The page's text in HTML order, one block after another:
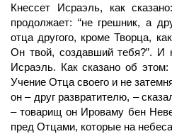
Кнессет Исраэль, как
продолжает: “не грешник, а
отца другого, кроме Творца,
Он твой, создавший тебя?”. И
Исраэль. Как сказано об
Учение Отца своего и не
он – друг развратителю, –
– товарищ он Ироваму бен
пред Отцами, которые на